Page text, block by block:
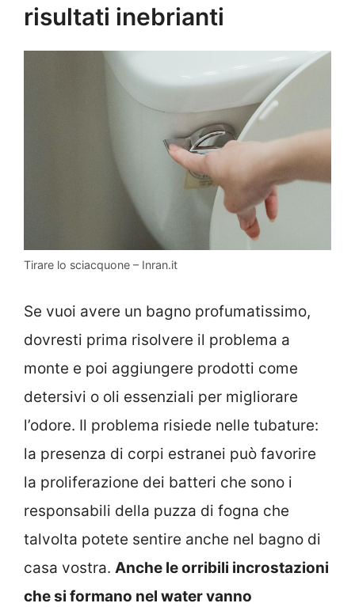
risultati inebrianti
Tirare lo sciacquone – Inran.it
Se vuoi avere un bagno profumatissimo,
dovresti prima risolvere il problema a
monte e poi aggiungere prodotti come
detersivi o oli essenziali per migliorare
l’odore. Il problema risiede nelle tubature:
la presenza di corpi estranei può favorire
la proliferazione dei batteri che sono i
responsabili della puzza di fogna che
talvolta potete sentire anche nel bagno di
casa vostra. Anche le orribili incrostazioni
che si formano nel water vanno